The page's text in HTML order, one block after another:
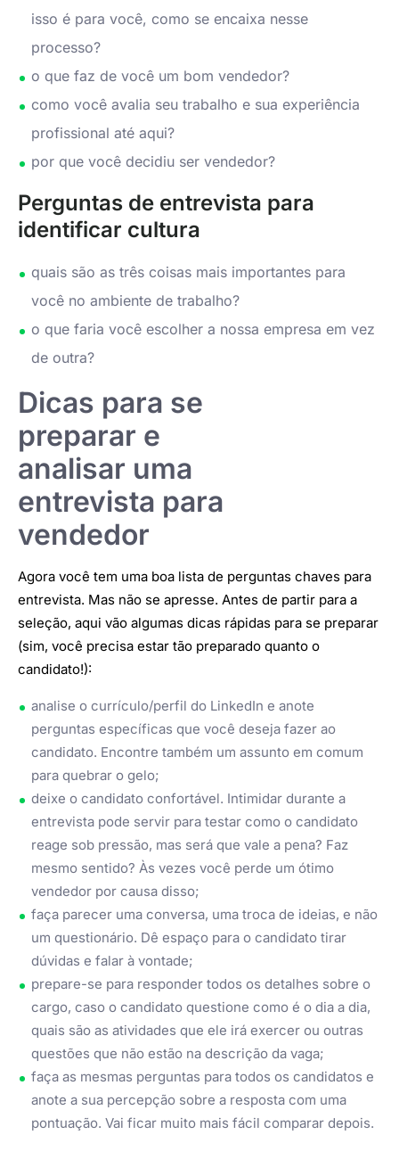
isso é para você, como se encaixa nesse
processo?
o que faz de você um bom vendedor?
como você avalia seu trabalho e sua experiência
profissional até aqui?
por que você decidiu ser vendedor?
Perguntas de entrevista para
identificar cultura
quais são as três coisas mais importantes para
você no ambiente de trabalho?
o que faria você escolher a nossa empresa em vez
de outra?
Dicas para se
preparar e
analisar uma
entrevista para
vendedor
Agora você tem uma boa lista de perguntas chaves para
entrevista. Mas não se apresse. Antes de partir para a
seleção, aqui vão algumas dicas rápidas para se preparar
(sim, você precisa estar tão preparado quanto o
candidato!):
analise o currículo/perfil do LinkedIn e anote
perguntas específicas que você deseja fazer ao
candidato. Encontre também um assunto em comum
para quebrar o gelo;
deixe o candidato confortável. Intimidar durante a
entrevista pode servir para testar como o candidato
reage sob pressão, mas será que vale a pena? Faz
mesmo sentido? Às vezes você perde um ótimo
vendedor por causa disso;
faça parecer uma conversa, uma troca de ideias, e não
um questionário. Dê espaço para o candidato tirar
dúvidas e falar à vontade;
prepare-se para responder todos os detalhes sobre o
cargo, caso o candidato questione como é o dia a dia,
quais são as atividades que ele irá exercer ou outras
questões que não estão na descrição da vaga;
faça as mesmas perguntas para todos os candidatos e
anote a sua percepção sobre a resposta com uma
pontuação. Vai ficar muito mais fácil comparar depois.